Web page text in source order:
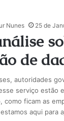
Nunes 25 de
de
autoridades
serviço estão
como ficam as
aqui para